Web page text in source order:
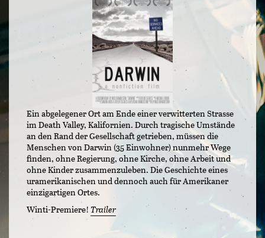
Ein abgelegener Ort am Ende einer verwitterten Strasse
im Death Valley, Kalifornien. Durch tragische Umstände
an den Rand der Gesellschaft getrieben, müssen die
Menschen von Darwin (35 Einwohner) nunmehr Wege
finden, ohne Regierung, ohne Kirche, ohne Arbeit und
ohne Kinder zusammenzuleben. Die Geschichte eines
uramerikanischen und dennoch auch für Amerikaner
einzigartigen Ortes.
Winti-Premiere! Trailer